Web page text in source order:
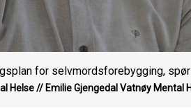
for selvmordsforebygging,
Helse // Emilie Gjengedal Vatnøy Mental